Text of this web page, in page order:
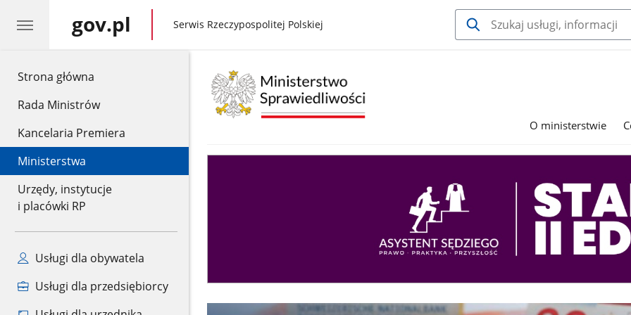
Strona główna
Rada Ministrów
Kancelaria Premiera
Ministerstwa
Urzędy, instytucje
i placówki RP
Usługi dla obywatela
Usługi dla przedsiębiorcy
gov.pl gov.pl
Serwis Rzeczypospolitej Polskiej
O ministerstwie